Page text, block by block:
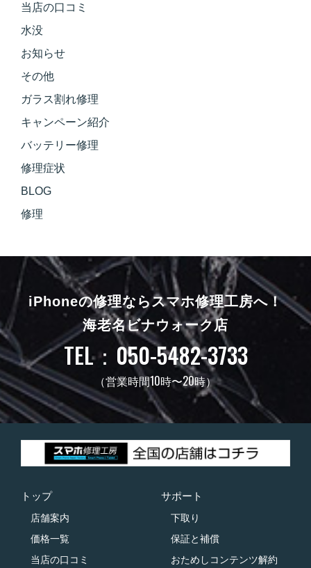
当店の口コミ
水没
お知らせ
その他
ガラス割れ修理
キャンペーン紹介
バッテリー修理
修理症状
BLOG
修理
iPhoneの修理ならスマホ修理工房へ！
海老名ビナウォーク店
TEL：050-5482-3733
（営業時間10時〜20時）
トップ
店舗案内
価格一覧
当店の口コミ
サポート
下取り
保証と補償
おためしコンテンツ解約